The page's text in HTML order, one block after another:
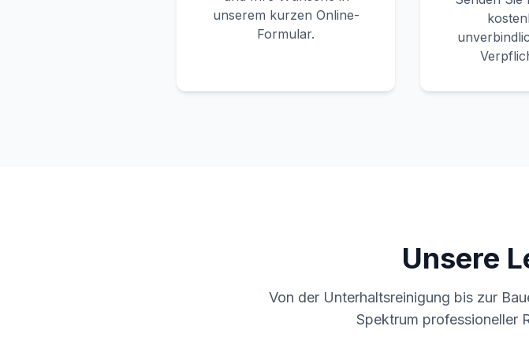
unserem kurzen Online-
Formular.
Unsere
Von der Unterhaltsreinigung bis zur
Spektrum professioneller